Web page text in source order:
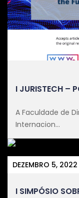
I JURISTECH –
A Faculdade de
Internacion...
DEZEMBRO 5, 2022
I SIMPÓSIO